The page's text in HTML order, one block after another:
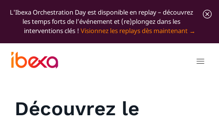
L'Ibexa Orchestration Day est disponible en replay – découvrez
les temps forts de l’événement et (re)plongez dans les
interventions clés ! Visionnez les replays dès maintenant
Tous les articles de blog
Découvrez le